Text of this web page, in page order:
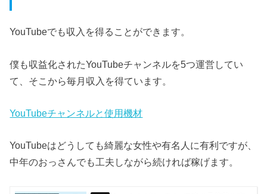
YouTubeでも収入を得ることができます。
僕も収益化されたYouTubeチャンネルを5つ運営してい
て、そこから毎月収入を得ています。
YouTubeチャンネルと使用機材
YouTubeはどうしても綺麗な女性や有名人に有利ですが、
中年のおっさんでも工夫しながら続ければ稼げます。